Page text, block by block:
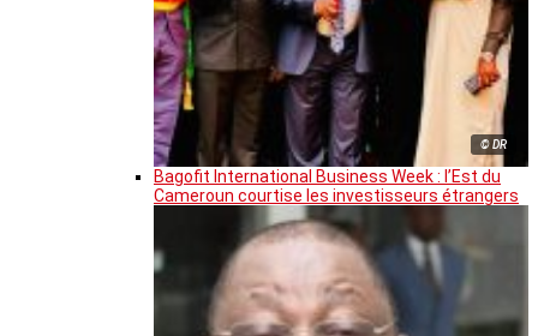
© DR
Bagofit International Business Week : l’Est du
Cameroun courtise les investisseurs étrangers